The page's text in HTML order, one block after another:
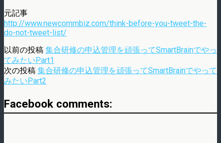
元記事
http://www.newcommbiz.com/think-before-you-tweet-the-
do-not-tweet-list/
以前の投稿 集合研修の申込管理を頑張ってSmartBrainでやっ
てみたいPart1
次の投稿 集合研修の申込管理を頑張ってSmartBrainでやって
みたいPart2
Facebook comments: